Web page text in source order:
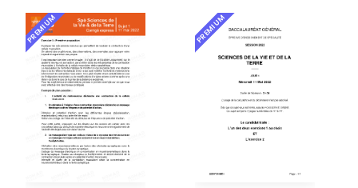
PREMIUM PREMIUM